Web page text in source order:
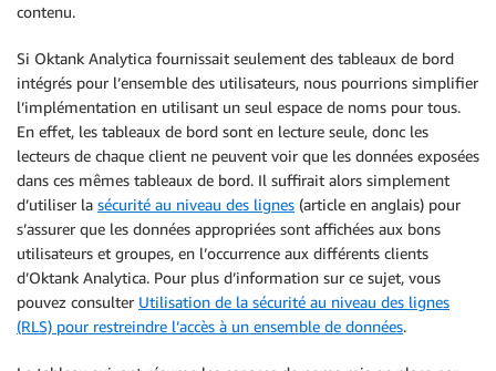
contenu.
Si Oktank Analytica fournissait seulement des tableaux de bord
intégrés pour l’ensemble des utilisateurs, nous pourrions simplifier
l’implémentation en utilisant un seul espace de noms pour tous.
En effet, les tableaux de bord sont en lecture seule, donc les
lecteurs de chaque client ne peuvent voir que les données exposées
dans ces mêmes tableaux de bord. Il suffirait alors simplement
d’utiliser la sécurité au niveau des lignes (article en anglais) pour
s’assurer que les données appropriées sont affichées aux bons
utilisateurs et groupes, en l’occurrence aux différents clients
d’Oktank Analytica. Pour plus d’information sur ce sujet, vous
pouvez consulter Utilisation de la sécurité au niveau des lignes
(RLS) pour restreindre l’accès à un ensemble de données.